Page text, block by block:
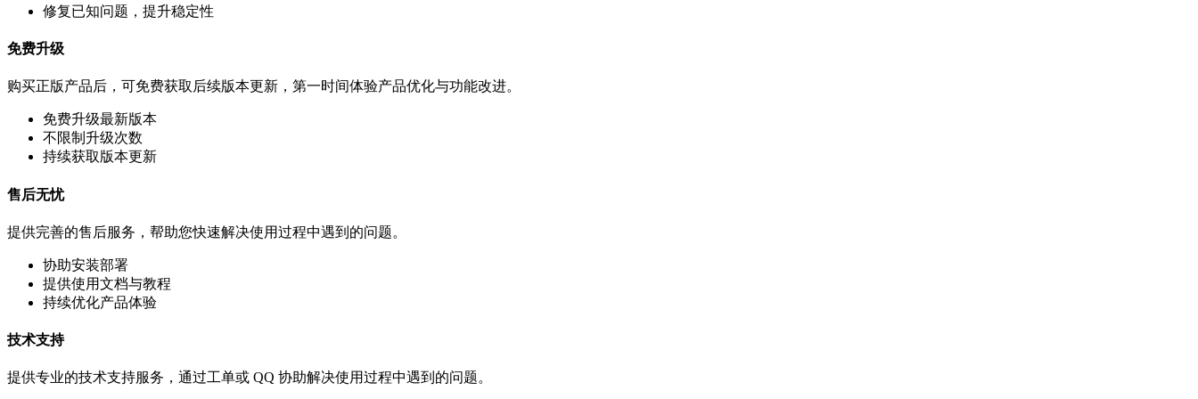
修复已知问题，提升稳定性
免费升级
购买正版产品后，可免费获取后续版本更新，第一时间体验产品优化与功能改进。
免费升级最新版本
不限制升级次数
持续获取版本更新
售后无忧
提供完善的售后服务，帮助您快速解决使用过程中遇到的问题。
协助安装部署
提供使用文档与教程
持续优化产品体验
技术支持
提供专业的技术支持服务，通过工单或 QQ 协助解决使用过程中遇到的问题。